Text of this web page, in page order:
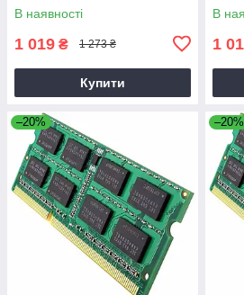
В наявності
1 019 ₴ 1 273 ₴
Купити
В
1
–20% –20%